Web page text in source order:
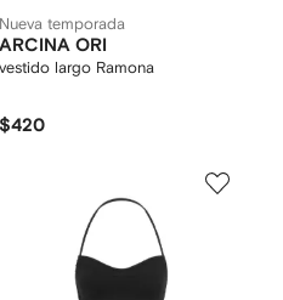
Nueva temporada
ARCINA ORI
vestido largo Ramona
$420